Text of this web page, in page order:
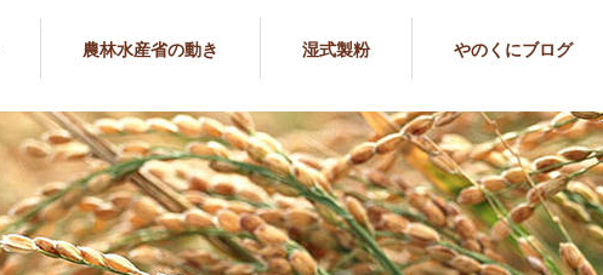
農林水産省の動き 湿式製粉 やのくにブログ